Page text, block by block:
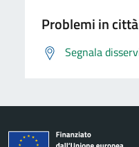
Problemi in città
Segnala